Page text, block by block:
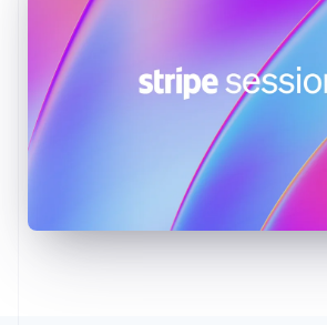
Italiano
Japan
日本語
Français
Liechtenstein
DeutschEnglish